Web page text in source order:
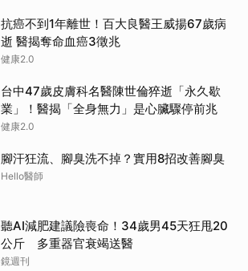
抗癌不到1年離世！百大良醫王威揚67歲病
逝 醫揭奪命血癌3徵兆
健康2.0
台中47歲皮膚科名醫陳世倫猝逝「永久歇
業」！醫揭「全身無力」是心臟驟停前兆
健康2.0
腳汗狂流、腳臭洗不掉？實用8招改善腳臭
Hello醫師
聽AI減肥建議險喪命！34歲男45天狂甩20
公斤 多重器官衰竭送醫
鏡週刊